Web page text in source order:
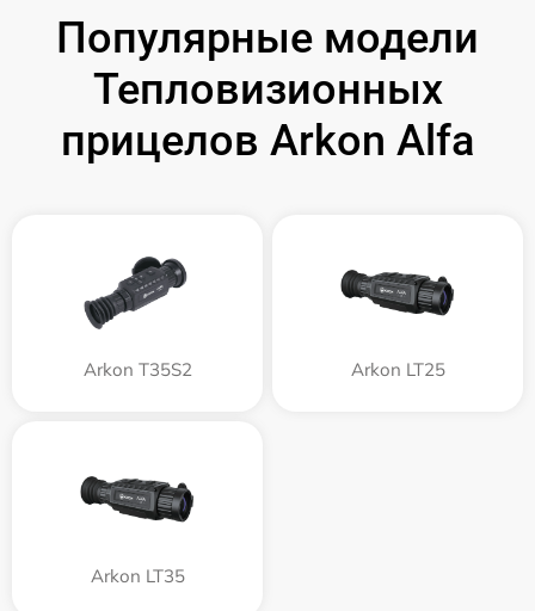
Популярные модели
Тепловизионных
прицелов Arkon Alfa
Arkon T35S2 Arkon LT25
Arkon LT35